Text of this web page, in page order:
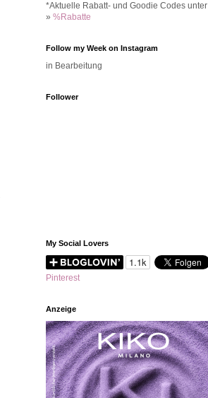
*Aktuelle Rabatt- und Goodie Codes unter
» %Rabatte
Follow my Week on Instagram
in Bearbeitung
Follower
My Social Lovers
Pinterest
Anzeige